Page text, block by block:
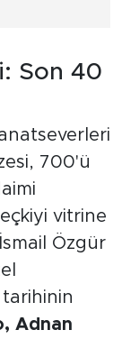
Son 40
700'ü
vitrine
Özgür
tarihinin
Adnan